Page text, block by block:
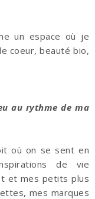
un espace où je
coeur, beauté bio,
au rythme de ma
où on se sent en
de vie
et mes petits plus
mes marques